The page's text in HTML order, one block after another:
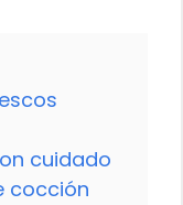
cuidado
cocción